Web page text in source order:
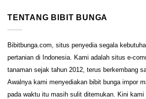
TENTANG BIBIT BUNGA
Bibitbunga.com, situs penyedia segala
pertanian di Indonesia. Kami adalah situs e-
tanaman sejak tahun 2012, terus berkembang
Awalnya kami menyediakan bibit bunga impor
pada waktu itu masih sulit ditemukan. Kini kami